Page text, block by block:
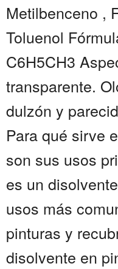
Metilbenceno ,
Toluenol
C6H5CH3
transparente.
dulzón y
Para qué sirve
son sus usos
es un
usos más
pinturas y
disolvente en